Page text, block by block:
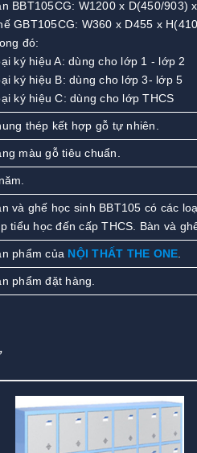
BBT105CG: W1200 x D(450/903)
GBT105CG: W360 x D455 x
đó:
ký hiệu A: dùng cho lớp 1 - lớp 2
ký hiệu B: dùng cho lớp 3- lớp 5
ký hiệu C: dùng cho lớp THCS
thép kết hợp gỗ tự nhiên.
màu gỗ tiêu chuẩn.
và ghế học sinh BBT105 có các
tiểu học đến cấp THCS. Bàn và
phẩm của NỘI THẤT THE ONE
phẩm đặt hàng.